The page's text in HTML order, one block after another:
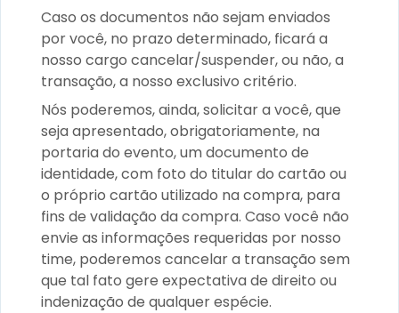
Caso os documentos não sejam enviados
por você, no prazo determinado, ficará a
nosso cargo cancelar/suspender, ou não, a
transação, a nosso exclusivo critério.
Nós poderemos, ainda, solicitar a você, que
seja apresentado, obrigatoriamente, na
portaria do evento, um documento de
identidade, com foto do titular do cartão ou
o próprio cartão utilizado na compra, para
fins de validação da compra. Caso você não
envie as informações requeridas por nosso
time, poderemos cancelar a transação sem
que tal fato gere expectativa de direito ou
indenização de qualquer espécie.